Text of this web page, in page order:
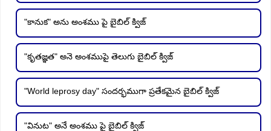
"కానుక" అను అంశము పై బైబిల్ క్విజ్
"కృతజ్ఞత" అనె అంశముపై తెలుగు బైబిల్ క్విజ్
"World leprosy day" సందర్భముగా ప్రతేకమైన బైబిల్ క్విజ్
"వినుట" అనే అంశము పై బైబిల్ క్విజ్